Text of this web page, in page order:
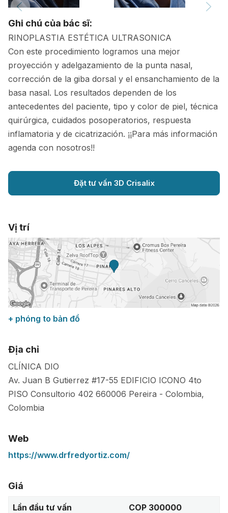
Ghi chú của bác sĩ:
RINOPLASTIA ESTÉTICA ULTRASONICA
Con este procedimiento logramos una mejor
proyección y adelgazamiento de la punta nasal,
corrección de la giba dorsal y el ensanchamiento de la
basa nasal. Los resultados dependen de los
antecedentes del paciente, tipo y color de piel, técnica
quirúrgica, cuidados posoperatorios, respuesta
inflamatoria y de cicatrización. ¡¡Para más información
agenda con nosotros!!
Đặt tư vấn 3D Crisalix
Vị trí
+ phóng to bản đồ
Địa chỉ
CLÍNICA DIO
Av. Juan B Gutierrez #17-55 EDIFICIO ICONO 4to
PISO Consultorio 402 660006 Pereira - Colombia,
Colombia
Web
https://www.drfredyortiz.com/
Giá
Lần đầu tư vấn COP 300000